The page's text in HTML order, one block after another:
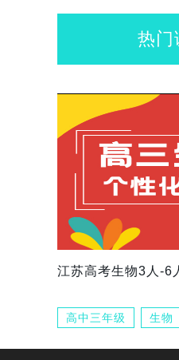
热门
江苏高考生物3人-6
高中三年级 生物